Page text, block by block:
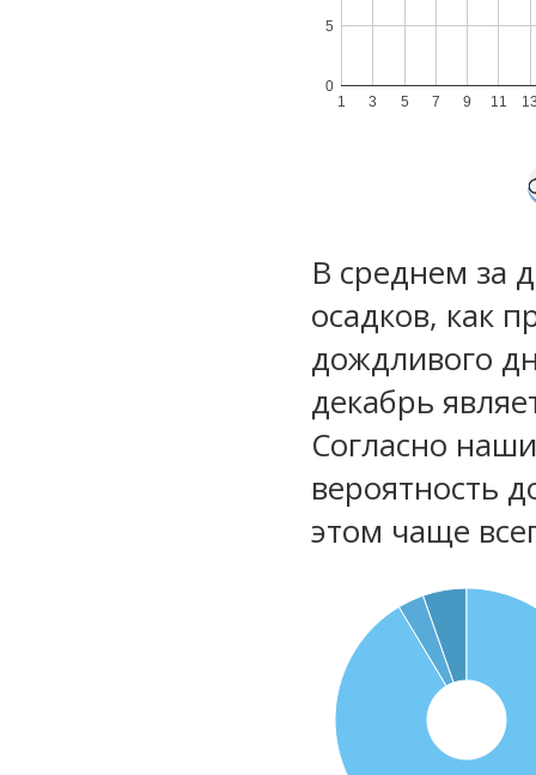
1 3 5 7 9 11
0
5
В среднем за
осадков, как
дождливого
декабрь
Согласно
вероятность
этом чаще